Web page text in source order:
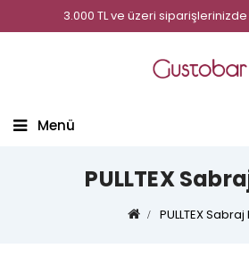
3.000 TL ve üzeri
Menü
PULLTEX
PULLTEX Sabraj